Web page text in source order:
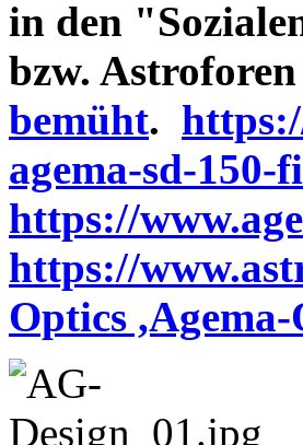
in den
bzw.
bemüht.
agema-sd-
https://
https://
Optics